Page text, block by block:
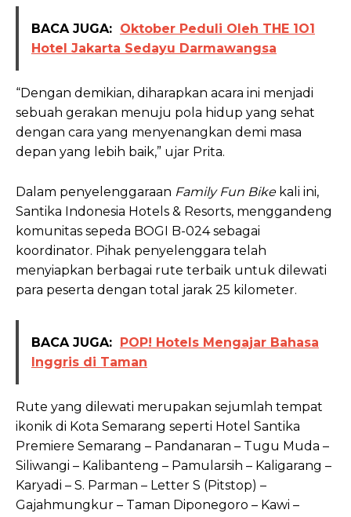
BACA JUGA: Oktober Peduli Oleh THE 1O1
Hotel Jakarta Sedayu Darmawangsa
“Dengan demikian, diharapkan acara ini menjadi
sebuah gerakan menuju pola hidup yang sehat
dengan cara yang menyenangkan demi masa
depan yang lebih baik,” ujar Prita.
Dalam penyelenggaraan Family Fun Bike kali ini,
Santika Indonesia Hotels & Resorts, menggandeng
komunitas sepeda BOGI B-024 sebagai
koordinator. Pihak penyelenggara telah
menyiapkan berbagai rute terbaik untuk dilewati
para peserta dengan total jarak 25 kilometer.
BACA JUGA: POP! Hotels Mengajar Bahasa
Inggris di Taman
Rute yang dilewati merupakan sejumlah tempat
ikonik di Kota Semarang seperti Hotel Santika
Premiere Semarang – Pandanaran – Tugu Muda –
Siliwangi – Kalibanteng – Pamularsih – Kaligarang –
Karyadi – S. Parman – Letter S (Pitstop) –
Gajahmungkur – Taman Diponegoro – Kawi –